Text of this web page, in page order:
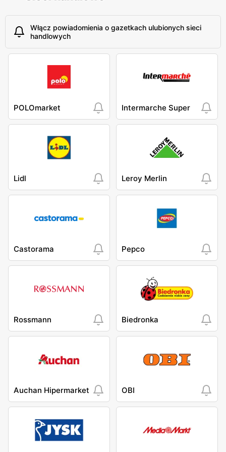
Włącz powiadomienia o gazetkach ulubionych sieci
handlowych
POLOmarket Intermarche Super
Lidl Leroy Merlin
Castorama Pepco
Rossmann Biedronka
Auchan Hipermarket OBI